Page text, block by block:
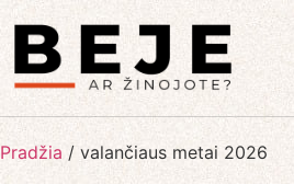
Pradžia / valančiaus metai 2026